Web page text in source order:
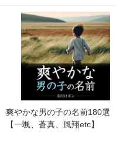
爽やかな男の子の名前180選
【一颯、蒼真、風翔etc】